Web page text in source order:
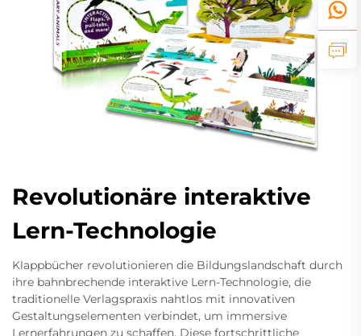
Revolutionäre interaktive
Lern-Technologie
Klappbücher revolutionieren die Bildungslandschaft durch
ihre bahnbrechende interaktive Lern-Technologie, die
traditionelle Verlagspraxis nahtlos mit innovativen
Gestaltungselementen verbindet, um immersive
Lernerfahrungen zu schaffen. Diese fortschrittliche